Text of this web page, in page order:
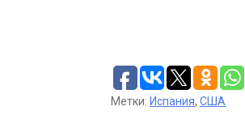
Метки: Испания, США